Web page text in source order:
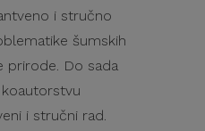
i stručno
šumskih
prirode. Do sada
i stručni rad.